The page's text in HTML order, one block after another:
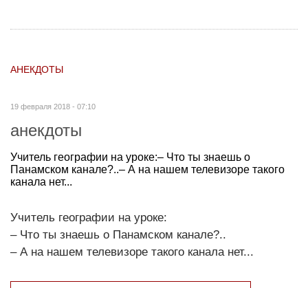
АНЕКДОТЫ
19 февраля 2018 - 07:10
анекдоты
Учитель географии на уроке:– Что ты знаешь о
Панамском канале?..– А на нашем телевизоре такого
канала нет...
Учитель географии на уроке:
– Что ты знаешь о Панамском канале?..
– А на нашем телевизоре такого канала нет...